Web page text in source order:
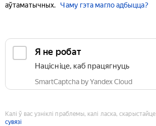
аўтаматычных.
Чаму гэта магло адбыцца?
Я не робат
Націсніце, каб працягнуць
SmartCaptcha by Yandex Cloud
Калі ў вас узніклі праблемы, калі ласка, скарыстайце
сувязі